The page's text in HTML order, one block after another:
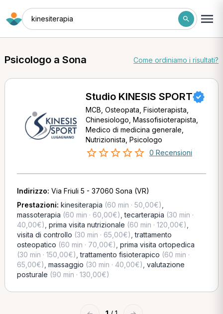
kinesiterapia
Psicologo a Sona Come ordiniamo i risultati?
Studio KINESIS SPORT
MCB, Osteopata, Fisioterapista,
Chinesiologo, Massofisioterapista,
Medico di medicina generale,
Nutrizionista, Psicologo
0 Recensioni
Indirizzo: Via Friuli 5 - 37060 Sona (VR)
Prestazioni: kinesiterapia (60 min · 50,00€)
massoterapia (60 min · 60,00€) ,tecarterapia (30 min ·
40,00€) prima visita nutrizionale (60 min · 120,00€)
visita di controllo (30 min · 65,00€) ,trattamento
osteopatico (60 min · 70,00€) prima visita ortopedica
(30 min · 150,00€) ,trattamento fisioterapico (60 min ·
65,00€) massaggio (30 min · 40,00€) valutazione
posturale (90 min · 130,00€)